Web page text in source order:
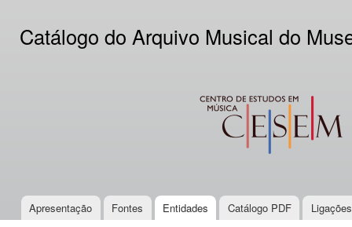
Catálogo do Arquivo Musical do
CESEM
Main menu
Apresentação Fontes Entidades Catálogo PDF